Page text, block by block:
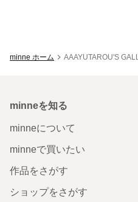
minne ホーム AAAYUTAROU'S
minneを知る
minneについて
minneで買いたい
作品をさがす
ショップをさがす